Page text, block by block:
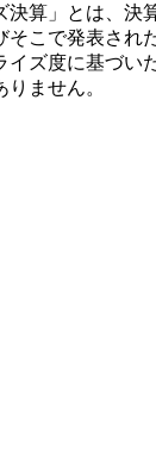
算」とは、
こで発表さ
ズ度に基づ
ません。